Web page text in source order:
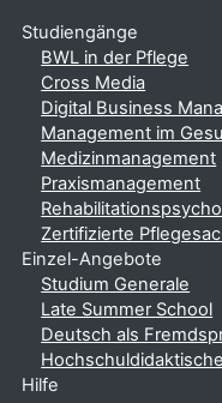
Studiengänge
BWL in der Pflege
Cross Media
Digital Business
Management im
Medizinmanagement
Praxismanagement
Zertifizierte
Einzel-Angebote
Studium Generale
Late Summer School
Deutsch als
Hilfe